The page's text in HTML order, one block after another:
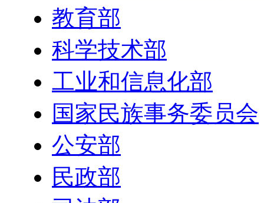
教育部
科学技术部
工业和信息化部
国家民族事务委员会
公安部
民政部